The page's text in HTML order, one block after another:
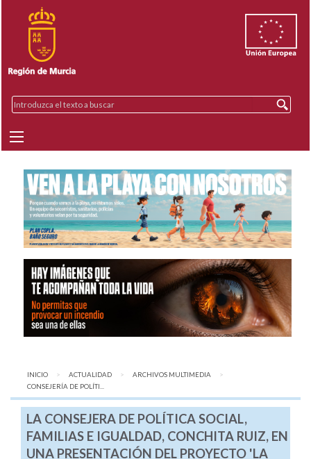
INICIO ACTUALIDAD
ARCHIVOS MULTIMEDIA
AQUÍ:
CONSEJERÍA DE POLÍTI...
LA CONSEJERA DE POLÍTICA SOCIAL,
FAMILIAS E IGUALDAD, CONCHITA RUIZ, EN
UNA PRESENTACIÓN DEL PROYECTO 'LA